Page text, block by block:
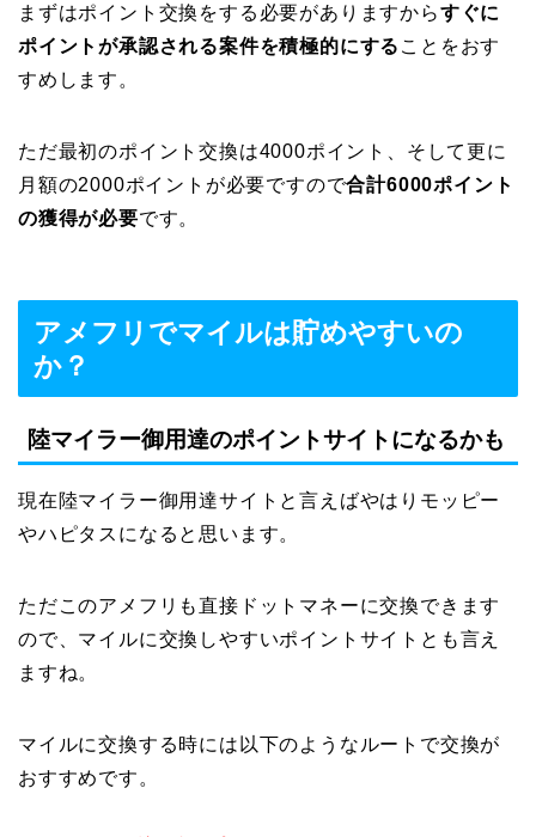
まずはポイント交換をする必要がありますからすぐに
ポイントが承認される案件を積極的にする ことをおす
すめします。
ただ最初のポイント交換は4000ポイント、そして更に
月額の2000ポイントが必要ですので合計6000ポイント
の獲得が必要です。
アメフリでマイルは貯めやすいの
か？
陸マイラー御用達のポイントサイトになるかも
現在陸マイラー御用達サイトと言えばやはりモッピー
やハピタスになると思います。
ただこのアメフリも直接ドットマネーに交換できます
ので、マイルに交換しやすいポイントサイトとも言え
ますね。
マイルに交換する時には以下のようなルートで交換が
おすすめです。